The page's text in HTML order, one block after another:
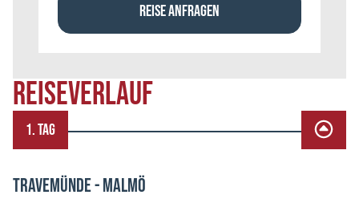
REISEVERLAUF
1. TAG
TRAVEMÜNDE - MALMÖ
REISE ANFRAGEN